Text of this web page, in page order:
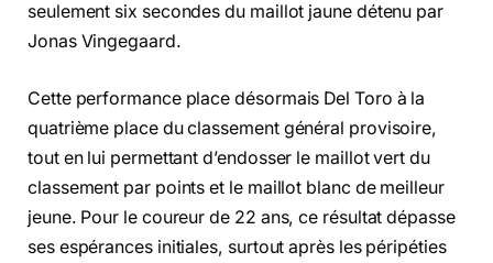
seulement six secondes du maillot jaune détenu par
Jonas Vingegaard.
Cette performance place désormais Del Toro à la
quatrième place du classement général provisoire,
tout en lui permettant d’endosser le maillot vert du
classement par points et le maillot blanc de meilleur
jeune. Pour le coureur de 22 ans, ce résultat dépasse
ses espérances initiales, surtout après les péripéties